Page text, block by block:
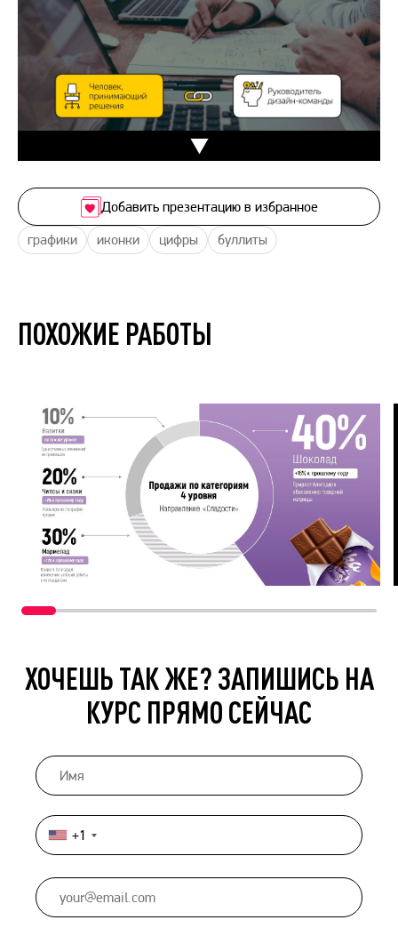
графики иконки цифры буллиты
Добавить презентацию в избранное
ПОХОЖИЕ РАБОТЫ
ХОЧЕШЬ ТАК ЖЕ? ЗАПИШИСЬ НА
КУРС ПРЯМО СЕЙЧАС
United
States
+1
+1